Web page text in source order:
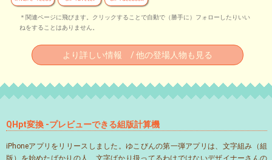
＊関連ページに飛びます。クリックすることで自動で（勝手に）フォローしたりいい
ねをすることはありません。
より詳しい情報 / 他の登場人物も見る
QHpt変換 -プレビューできる組版計算機
iPhoneアプリをリリースしました。ゆこびんの第一弾アプリは、文字組み（組
版）を始めたばかりの人、文字ばかり扱ってるわけではないデザイナーさんの